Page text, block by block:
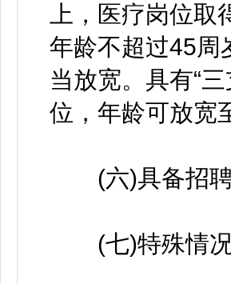
上，医疗岗位
年龄不超过45周
当放宽。具有“
位，年龄可放宽
(六)具备招聘
(七)特殊情况